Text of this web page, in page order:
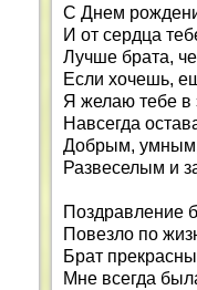
С Днем
И от сердца
Лучше брата,
Если хочешь,
Я желаю тебе в
Навсегда
Добрым,
Развеселым и
Поздравление
Повезло по
Брат
Мне всегда